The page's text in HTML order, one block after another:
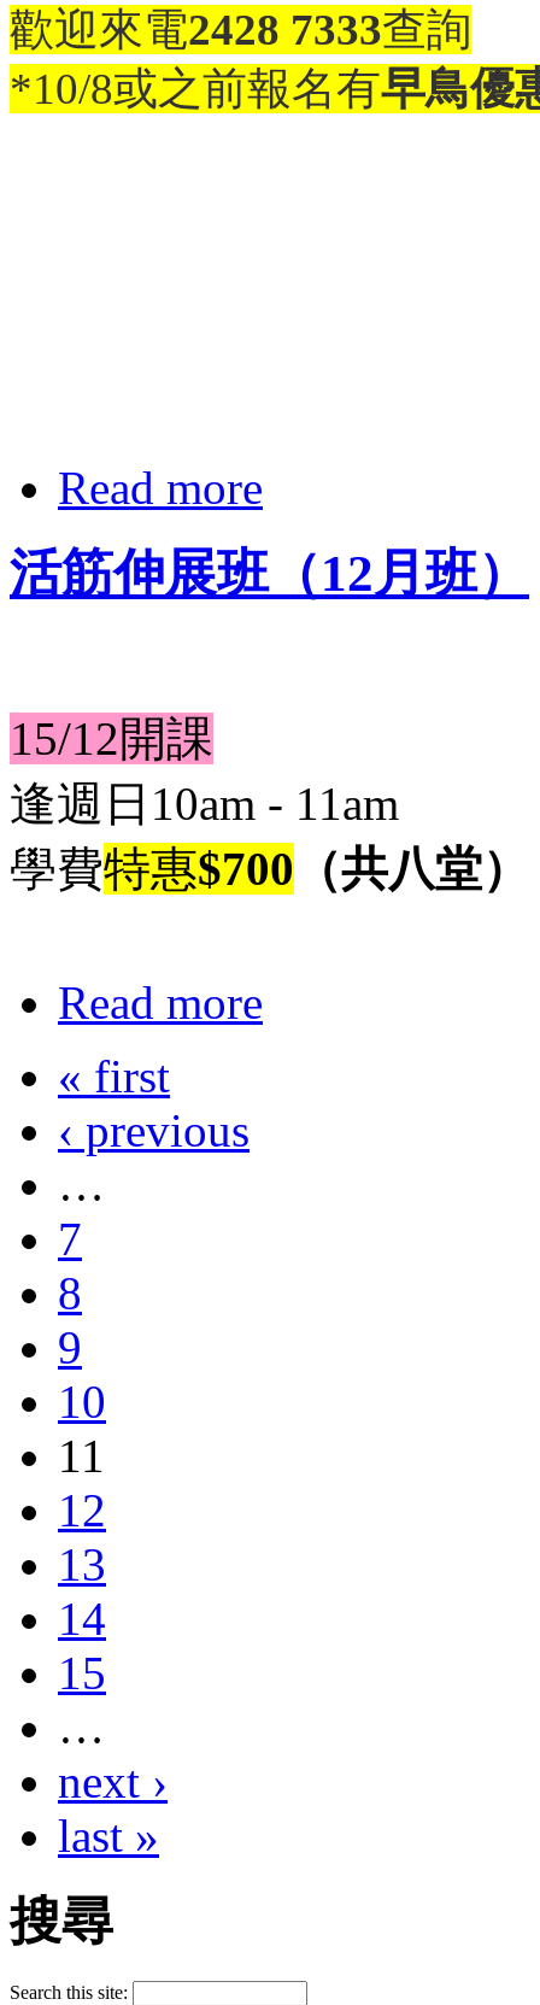
歡迎來電2428 7333查詢
*10/8或之前報名有早鳥
Read more
活筋伸展班（12月班）
15/12開課
逢週日10am - 11am
學費特惠$700 （共八堂）
Read more
« first
‹ previous
…
7
8
9
10
11
12
13
14
15
…
next ›
last »
搜尋
Search this site: